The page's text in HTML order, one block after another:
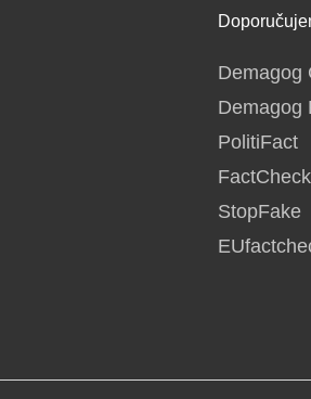
Demagog
Demagog
PolitiFact
StopFake